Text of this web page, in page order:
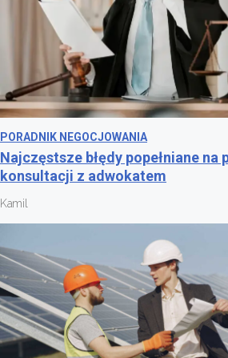
PORADNIK NEGOCJOWANIA
Najczęstsze błędy popełniane na
konsultacji z adwokatem
Kamil